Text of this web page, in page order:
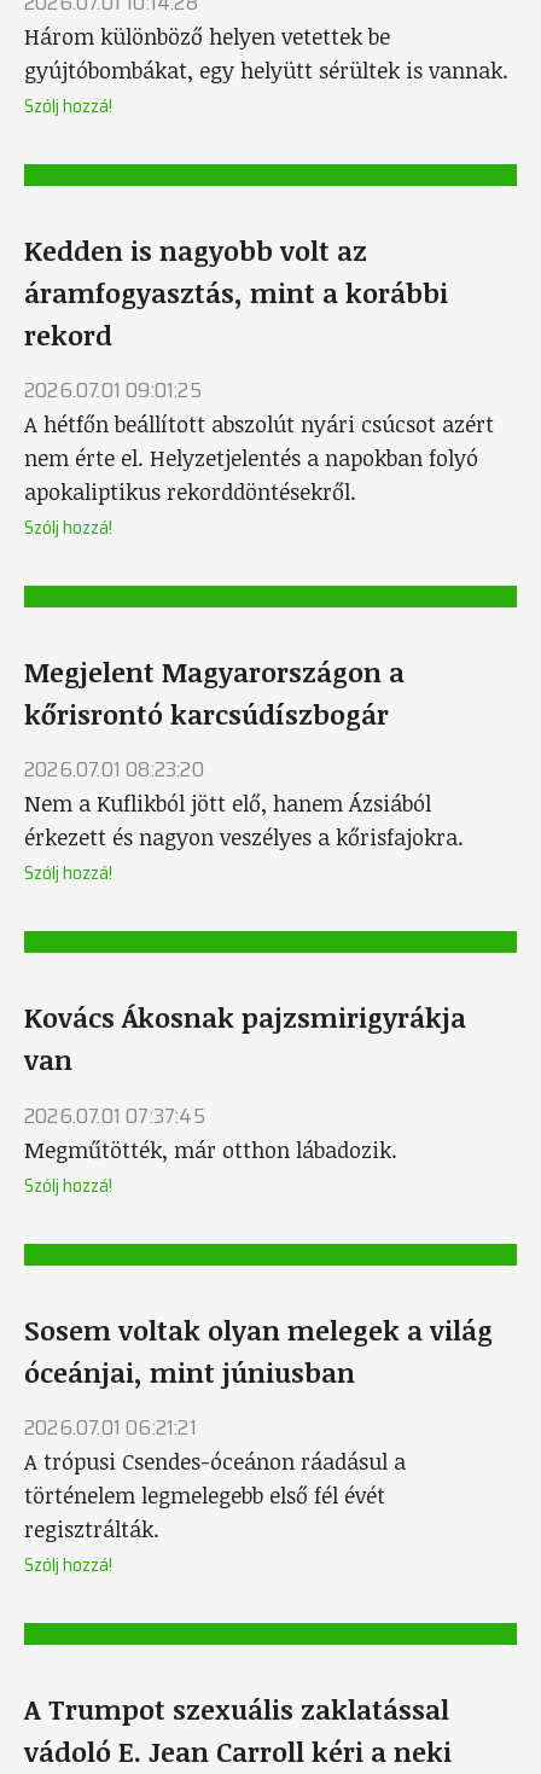
Három különböző helyen vetettek be
gyújtóbombákat, egy helyütt sérültek is vannak.
Szólj hozzá!
Kedden is nagyobb volt az
áramfogyasztás, mint a korábbi
rekord
2026.07.01 09:01:25
A hétfőn beállított abszolút nyári csúcsot azért
nem érte el. Helyzetjelentés a napokban folyó
apokaliptikus rekorddöntésekről.
Szólj hozzá!
Megjelent Magyarországon a
kőrisrontó karcsúdíszbogár
2026.07.01 08:23:20
Nem a Kuflikból jött elő, hanem Ázsiából
érkezett és nagyon veszélyes a kőrisfajokra.
Szólj hozzá!
Kovács Ákosnak pajzsmirigyrákja
van
2026.07.01 07:37:45
Megműtötték, már otthon lábadozik.
Szólj hozzá!
Sosem voltak olyan melegek a világ
óceánjai, mint júniusban
2026.07.01 06:21:21
A trópusi Csendes-óceánon ráadásul a
történelem legmelegebb első fél évét
regisztrálták.
Szólj hozzá!
A Trumpot szexuális zaklatással
vádoló E. Jean Carroll kéri a neki